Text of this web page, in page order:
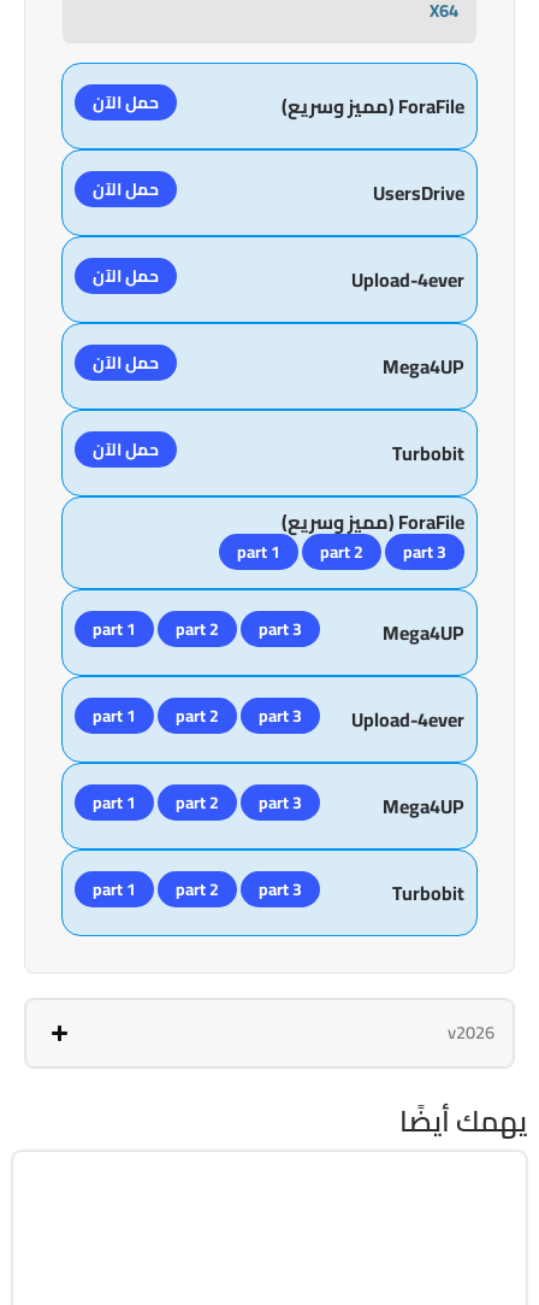
X64
ForaFile (مميز وسريع) حمل الآن
UsersDrive حمل الآن
Upload-4ever حمل الآن
Mega4UP حمل الآن
Turbobit حمل الآن
ForaFile (مميز وسريع)
part 1 part 2 part 3
Mega4UP
part 1 part 2 part 3
Upload-4ever
part 1 part 2 part 3
Mega4UP
part 1 part 2 part 3
Turbobit
part 1 part 2 part 3
v2026
يهمك أيضًا